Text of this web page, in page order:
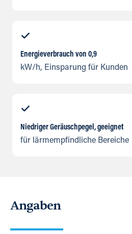
Energieverbrauch von 0,9
kW/h, Einsparung für Kunden
Niedriger Geräuschpegel, geeignet
für lärmempfindliche Bereiche
Angaben